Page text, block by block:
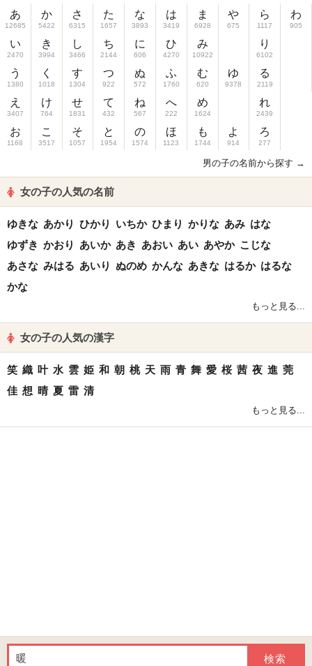
あ
12685
い
2470
う
1380
え
3407
お
1168
か
5422
き
3994
く
1018
け
764
こ
3517
さ
6315
し
3466
す
1304
せ
1831
そ
1057
た
1657
ち
2144
つ
922
て
432
と
1954
な
3893
に
606
ぬ
572
ね
567
の
1574
は
3419
ひ
4270
ふ
1760
へ
222
ほ
1123
ま
6928
み
10922
む
620
め
1624
も
1744
や
675
ゆ
9378
よ
914
ら
1117
り
6102
る
2119
れ
2439
ろ
277
わ
905
男の子の名前から探す →
女の子の人気の名前
ゆきな あかり ひかり いちか ひまり かりな あみ はな
ゆずき かおり あいか あき あおい あい あやか こじな
あさな みはる あいり ぬのめ かんな あきな はるか はるな
かな
もっと見る...
女の子の人気の漢字
笑 織 叶 水 雲 姫 和 朝 桃 天 雨 青 舞 愛 桜 茜 夜 進 莞
佳 想 晴 夏 雷 清
もっと見る...